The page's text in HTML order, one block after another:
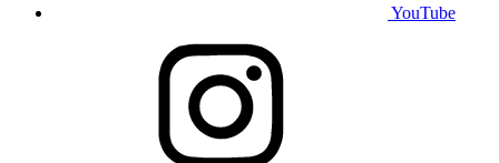
YouTube